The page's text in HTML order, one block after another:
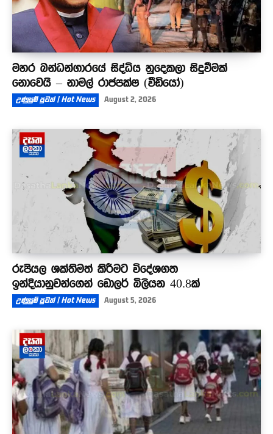
මහර බන්ධන්ගාරයේ සිද්ධිය හුදෙකලා සිදුවීමක්
නොවෙයි – නාමල් රාජපක්ෂ (වීඩියෝ)
උණුසුම් පුවත් | Hot News August 2, 2026
රුපියල ශක්තිමත් කිරීමට විදේශගත
ඉන්දියානුවන්ගෙන් ඩොලර් බිලියන 40.8ක්
උණුසුම් පුවත් | Hot News August 5, 2026